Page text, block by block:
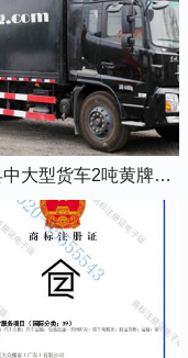
辽阳县中大型货车2吨黄牌5米2厢式货车